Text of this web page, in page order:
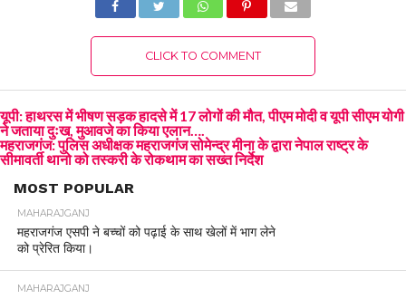
CLICK TO COMMENT
यूपी: हाथरस में भीषण सड़क हादसे में 17 लोगों की मौत, पीएम मोदी व यूपी सीएम योगी
ने जताया दुःख, मुआवजे का किया एलान….
महराजगंज: पुलिस अधीक्षक महराजगंज सोमेन्द्र मीना के द्वारा नेपाल राष्ट्र के
सीमावर्ती थानो को तस्करी के रोकथाम का सख्त निर्देश
MOST POPULAR
MAHARAJGANJ
महराजगंज एसपी ने बच्चों को पढ़ाई के साथ खेलों में भाग लेने
को प्रेरित किया।
MAHARAJGANJ